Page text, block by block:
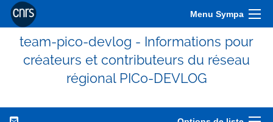
Menu Sympa
team-pico-devlog - Informations pour
créateurs et contributeurs du réseau
régional PICo-DEVLOG